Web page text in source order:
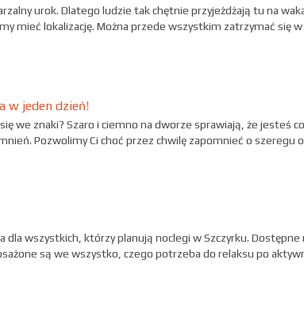
urok. Dlatego ludzie tak chętnie przyjeżdżają tu na
mieć lokalizację. Można przede wszystkim zatrzymać się
w jeden dzień!
we znaki? Szaro i ciemno na dworze sprawiają, że jesteś
Pozwolimy Ci choć przez chwilę zapomnieć o szeregu
wszystkich, którzy planują noclegi w Szczyrku.
są we wszystko, czego potrzeba do relaksu po